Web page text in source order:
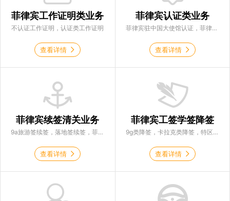
菲律宾工作证明类业务
不认证工作证明，认证类工作证明
查看详情
菲律宾认证类业务
菲律宾驻中国大使馆认证，菲律宾外交部认证，菲律宾海牙认证
查看详情
菲律宾续签清关业务
9a旅游签续签，落地签续签，菲律宾ecc清关
查看详情
菲律宾工签学签降签
9g类降签，卡拉克类降签，特区类降签，47a2类降签，学生签类降签
查看详情